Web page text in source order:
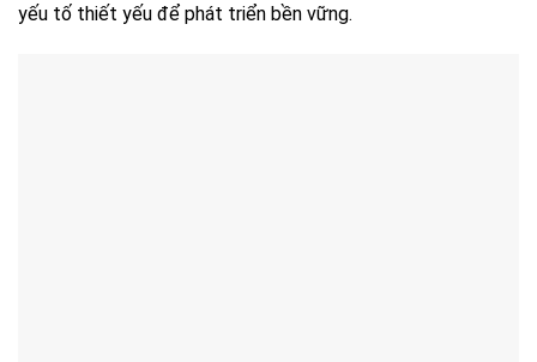
yếu tố thiết yếu để phát triển bền vững.